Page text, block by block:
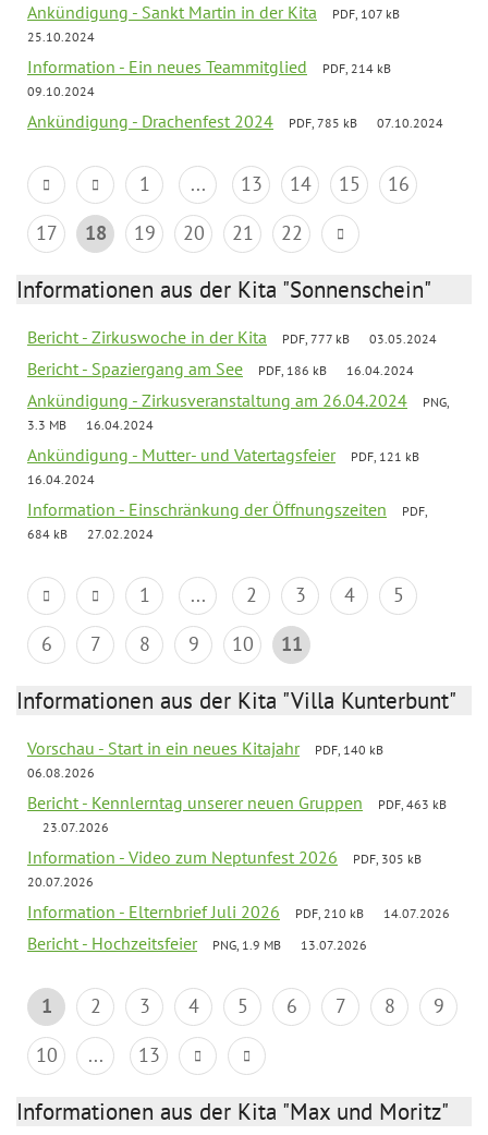
Ankündigung - Sankt Martin in der Kita
PDF, 107 kB
25.10.2024
Information - Ein neues Teammitglied
PDF, 214 kB
09.10.2024
Ankündigung - Drachenfest 2024 PDF, 785 kB 07.10.2024
1 ... 13 14 15
16
17
18 19 20 21 22
Informationen aus der Kita "Sonnenschein"
Bericht - Zirkuswoche in der Kita PDF, 777 kB 03.05.2024
Bericht - Spaziergang am See PDF, 186 kB 16.04.2024
Ankündigung - Zirkusveranstaltung am 26.04.2024
PNG,
3.3 MB
16.04.2024
Ankündigung - Mutter- und Vatertagsfeier
PDF, 121 kB
16.04.2024
Information - Einschränkung der Öffnungszeiten
PDF,
684 kB
27.02.2024
1 ... 2 3 4
5
6
7 8 9 10 11
Informationen aus der Kita "Villa Kunterbunt"
Vorschau - Start in ein neues Kitajahr
PDF, 140 kB
06.08.2026
Bericht - Kennlerntag unserer neuen Gruppen
PDF, 463 kB
23.07.2026
Information - Video zum Neptunfest 2026
PDF, 305 kB
20.07.2026
Information - Elternbrief Juli 2026 PDF, 210 kB 14.07.2026
Bericht - Hochzeitsfeier PNG, 1.9 MB 13.07.2026
1 2 3 4 5 6 7 8
9
10
... 13
Informationen aus der Kita "Max und Moritz"